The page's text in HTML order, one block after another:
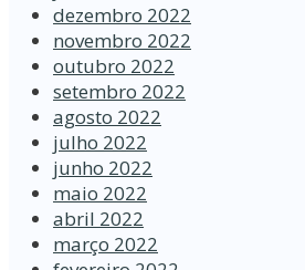
dezembro 2022
novembro 2022
outubro 2022
setembro 2022
agosto 2022
julho 2022
junho 2022
maio 2022
abril 2022
março 2022